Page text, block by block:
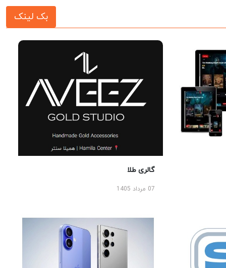
بک لینک
گالری طلا
07 مرداد 1405